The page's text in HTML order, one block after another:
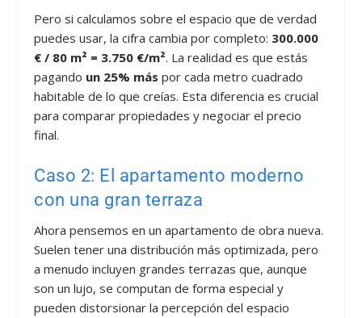
Pero si calculamos sobre el espacio que de verdad
puedes usar, la cifra cambia por completo: 300.000
€ / 80 m² = 3.750 €/m². La realidad es que estás
pagando un 25% más por cada metro cuadrado
habitable de lo que creías. Esta diferencia es crucial
para comparar propiedades y negociar el precio
final.
Caso 2: El apartamento moderno
con una gran terraza
Ahora pensemos en un apartamento de obra nueva.
Suelen tener una distribución más optimizada, pero
a menudo incluyen grandes terrazas que, aunque
son un lujo, se computan de forma especial y
pueden distorsionar la percepción del espacio